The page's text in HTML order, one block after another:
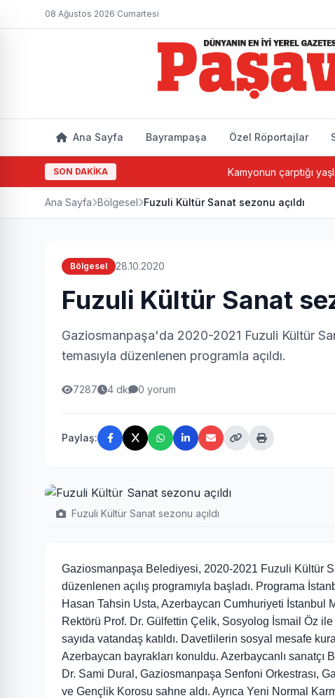
08 Ağustos 2026 Cumartesi
Ana Sayfa Bayrampaşa Özel Röportajlar
SON DAKİKA Kamyonun çarptığı yaşlı adam
Ana Sayfa Bölgesel Fuzuli Kültür Sanat sezonu açıldı
Bölgesel 28.10.2020
Fuzuli Kültür Sanat
Gaziosmanpaşa'da 2020-2021 Fuzuli Kültür
temasıyla düzenlenen programla açıldı.
7287 4 dk 0 yorum
Paylaş:
Fuzuli Kültür Sanat sezonu açıldı
Gaziosmanpaşa Belediyesi, 2020-2021 Fuzuli Kültür
düzenlenen açılış programıyla başladı. Programa
Hasan Tahsin Usta, Azerbaycan Cumhuriyeti İstanbul
Rektörü Prof. Dr. Gülfettin Çelik, Sosyolog İsmail Öz
sayıda vatandaş katıldı. Davetlilerin sosyal mesafe
Azerbaycan bayrakları konuldu. Azerbaycanlı sanatçı
Dr. Sami Dural, Gaziosmanpaşa Senfoni Orkestrası,
ve Gençlik Korosu sahne aldı. Ayrıca Yeni Normal